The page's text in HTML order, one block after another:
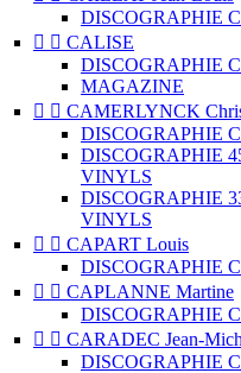
DISCOGRAPHIE
  CALISE
DISCOGRAPHIE
MAGAZINE
  CAMERLYNCK
DISCOGRAPHIE
DISCOGRAPHIE
VINYLS
DISCOGRAPHIE
VINYLS
  CAPART Louis
DISCOGRAPHIE
  CAPLANNE Martine
DISCOGRAPHIE
  CARADEC Jean-
DISCOGRAPHIE